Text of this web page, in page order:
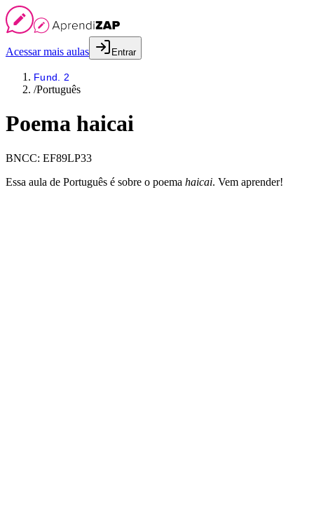
Acessar mais aulas Entrar
Fund. 2
/Português
Poema haicai
BNCC: EF89LP33
Essa aula de Português é sobre o poema haicai. Vem aprender!